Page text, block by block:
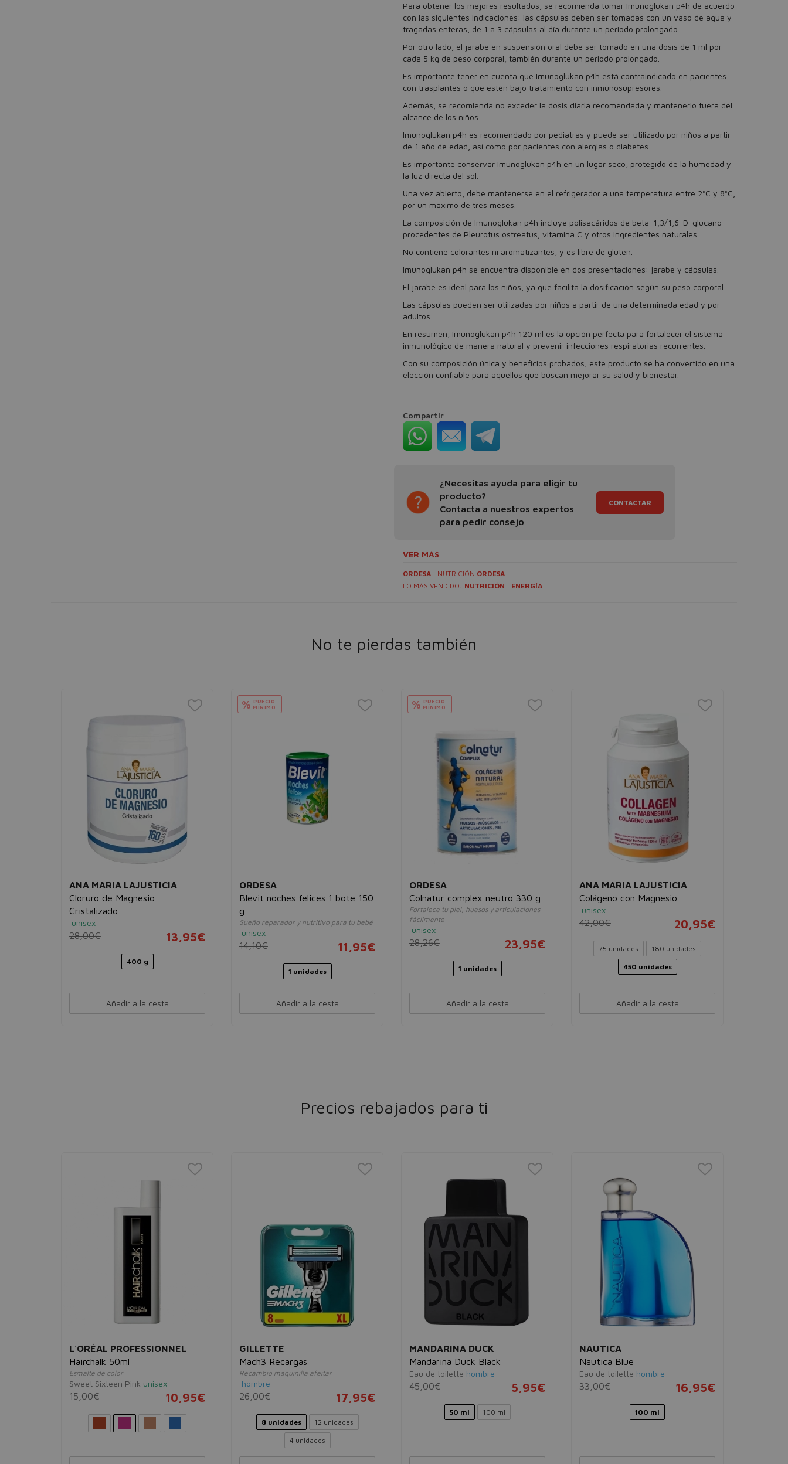
Para obtener los mejores resultados, se recomienda tomar Imunoglukan p4h de acuerdo
con las siguientes indicaciones: las cápsulas deben ser tomadas con un vaso de agua y
tragadas enteras, de 1 a 3 cápsulas al día durante un periodo prolongado.
Por otro lado, el jarabe en suspensión oral debe ser tomado en una dosis de 1 ml por
cada 5 kg de peso corporal, también durante un periodo prolongado.
Es importante tener en cuenta que Imunoglukan p4h está contraindicado en pacientes
con trasplantes o que estén bajo tratamiento con inmunosupresores.
Además, se recomienda no exceder la dosis diaria recomendada y mantenerlo fuera del
alcance de los niños.
Imunoglukan p4h es recomendado por pediatras y puede ser utilizado por niños a partir
de 1 año de edad, así como por pacientes con alergias o diabetes.
Es importante conservar Imunoglukan p4h en un lugar seco, protegido de la humedad y
la luz directa del sol.
Una vez abierto, debe mantenerse en el refrigerador a una temperatura entre 2°C y 8°C,
por un máximo de tres meses.
La composición de Imunoglukan p4h incluye polisacáridos de beta-1,3/1,6-D-glucano
procedentes de Pleurotus ostreatus, vitamina C y otros ingredientes naturales.
No contiene colorantes ni aromatizantes, y es libre de gluten.
Imunoglukan p4h se encuentra disponible en dos presentaciones: jarabe y cápsulas.
El jarabe es ideal para los niños, ya que facilita la dosificación según su peso corporal.
Las cápsulas pueden ser utilizadas por niños a partir de una determinada edad y por
adultos.
En resumen, Imunoglukan p4h 120 ml es la opción perfecta para fortalecer el sistema
inmunológico de manera natural y prevenir infecciones respiratorias recurrentes.
Con su composición única y beneficios probados, este producto se ha convertido en una
elección confiable para aquellos que buscan mejorar su salud y bienestar.
Compartir
¿Necesitas ayuda para eligir tu
producto?
Contacta a nuestros expertos
para pedir consejo
CONTACTAR
VER MÁS
ORDESA NUTRICIÓN ORDESA
LO MÁS VENDIDO: NUTRICIÓN ENERGÍA
No te pierdas también
ANA MARIA LAJUSTICIA
Cloruro de Magnesio
Cristalizado
unisex
28,00€ 13,95€
400 g
Añadir a la cesta
% PRECIO
MÍNIMO
ORDESA
Blevit noches felices 1 bote 150
g
Sueño reparador y nutritivo para tu bebé
unisex
14,10€ 11,95€
1 unidades
Añadir a la cesta
% PRECIO
MÍNIMO
ORDESA
Colnatur complex neutro 330 g
Fortalece tu piel, huesos y articulaciones
fácilmente
unisex
28,26€ 23,95€
1 unidades
Añadir a la cesta
ANA MARIA LAJUSTICIA
Colágeno con Magnesio
unisex
42,00€ 20,95€
75 unidades 180 unidades
450 unidades
Añadir a la cesta
Precios rebajados para ti
L'ORÉAL PROFESSIONNEL
Hairchalk 50ml
Esmalte de color
Sweet Sixteen Pink unisex
15,00€ 10,95€
GILLETTE
Mach3 Recargas
Recambio maquinilla afeitar
hombre
26,00€ 17,95€
8 unidades 12 unidades
4 unidades
MANDARINA DUCK
Mandarina Duck Black
Eau de toilette hombre
45,00€ 5,95€
50 ml 100 ml
NAUTICA
Nautica Blue
Eau de toilette hombre
33,00€ 16,95€
100 ml